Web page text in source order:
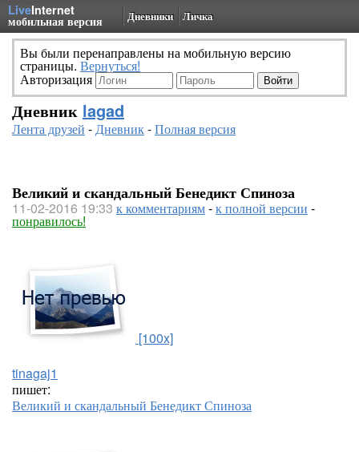
LiveInternet
мобильная версия Дневники Личка
Вы были перенаправлены на мобильную версию
страницы. Вернуться!
Авторизация
Дневник lagad
Лента друзей -Дневник-Полная версия
Великий и скандальный Бенедикт Спиноза
11-02-2016 19:33 к комментариям-к полной версии -
понравилось!
[100x]
tinagaj1
пишет:
Великий и скандальный Бенедикт Спиноза